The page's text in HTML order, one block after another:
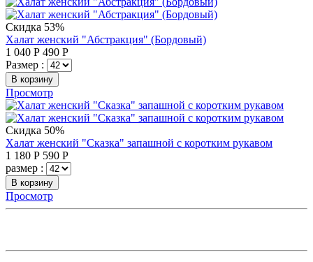
Скидка 53%
Халат женский "Абстракция" (Бордовый)
1 040 Р 490 Р
Размер :
В корзину
Просмотр
Скидка 50%
Халат женский "Сказка" запашной с коротким рукавом
1 180 Р 590 Р
размер :
В корзину
Просмотр